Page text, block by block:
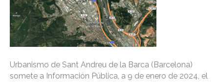
Urbanismo de Sant Andreu de la Barca (Barcelona)
somete a Información Pública, a 9 de enero de 2024, el